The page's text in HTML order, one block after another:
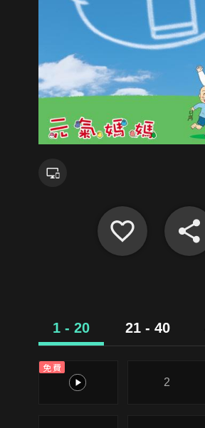
1 - 20 21 - 40
免費
1
2